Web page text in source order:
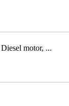
motor, ...